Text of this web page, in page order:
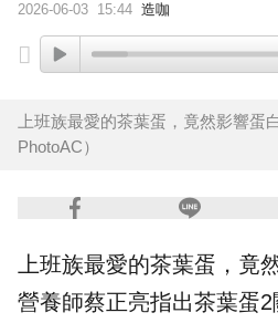
2026-06-03 15:44 造咖
上班族最愛的茶葉蛋，竟然影響蛋
PhotoAC）
上班族最愛的茶葉蛋 ，竟
營養師蔡正亮指出茶葉蛋